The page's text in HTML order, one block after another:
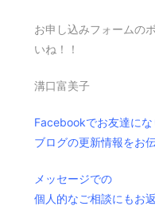
お申し込みフォームの
いね！！
溝口富美子
Facebookでお友達に
ブログの更新情報をお
メッセージでの
個人的なご相談にもお